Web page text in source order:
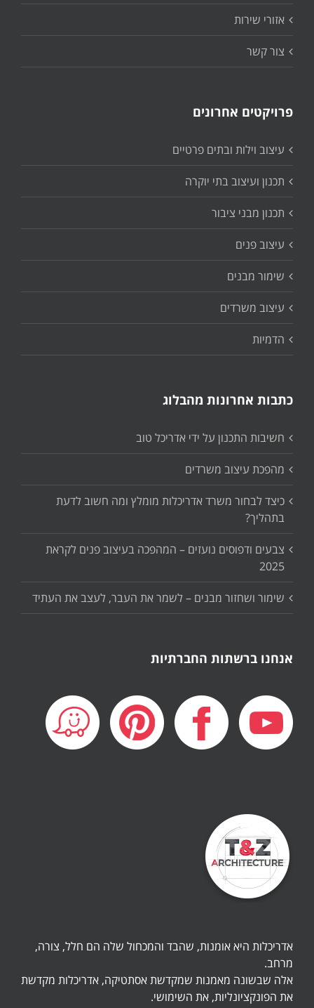
אזורי שירות
צור קשר
פרויקטים אחרונים
עיצוב וילות ובתים פרטיים
תכנון ועיצוב בתי יוקרה
תכנון מבני ציבור
עיצוב פנים
שימור מבנים
עיצוב משרדים
הדמיות
כתבות אחרונות מהבלוג
חשיבות התכנון על ידי אדריכל טוב
מהפכת עיצוב משרדים
כיצד לבחור משרד אדריכלות מומלץ ומה חשוב לדעת
בתהליך?
צבעים ודפוסים נועזים – המהפכה בעיצוב פנים לקראת
2025
שימור ושחזור מבנים – לשמר את העבר, לעצב את העתיד
אנחנו ברשתות החברתיות
אדריכלות היא אומנות, שהבד והמכחול שלה הם חלל, צורה,
מרחב.
אלה שבשונה מאמנות שמקדשת אסתטיקה, אדריכלות מקדשת
את הפונקציונליות, את השימושי.